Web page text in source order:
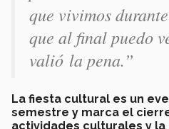
que vivimos
que al final puedo
valió la pena.”
La fiesta cultural es un
semestre y marca el
actividades culturales y